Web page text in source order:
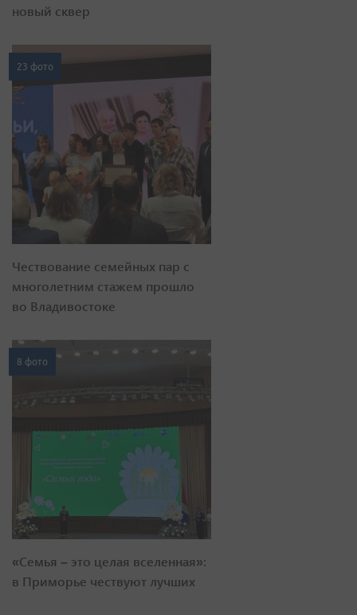
новый сквер
23 фото
Чествование семейных пар с
многолетним стажем прошло
во Владивостоке
8 фото
«Семья – это целая вселенная»:
в Приморье чествуют лучших